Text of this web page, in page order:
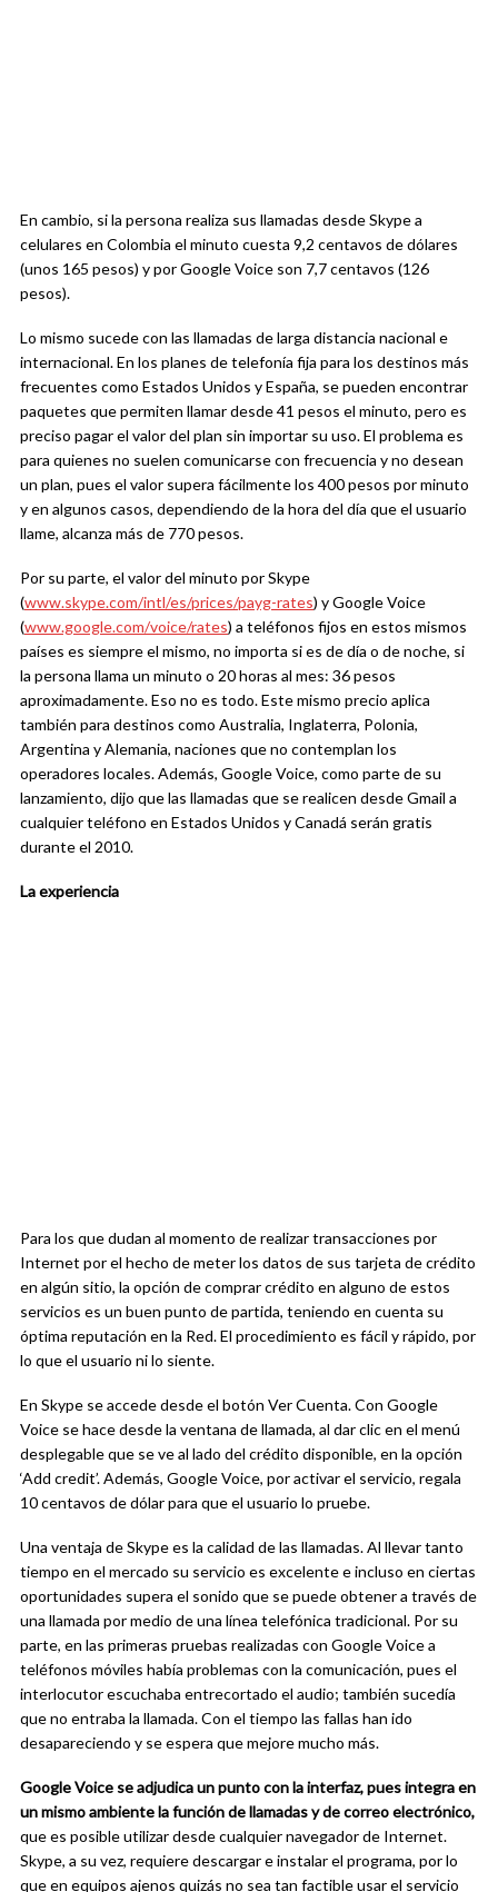
En cambio, si la persona realiza sus llamadas desde Skype a
celulares en Colombia el minuto cuesta 9,2 centavos de dólares
(unos 165 pesos) y por Google Voice son 7,7 centavos (126
pesos).
Lo mismo sucede con las llamadas de larga distancia nacional e
internacional. En los planes de telefonía fija para los destinos más
frecuentes como Estados Unidos y España, se pueden encontrar
paquetes que permiten llamar desde 41 pesos el minuto, pero es
preciso pagar el valor del plan sin importar su uso. El problema es
para quienes no suelen comunicarse con frecuencia y no desean
un plan, pues el valor supera fácilmente los 400 pesos por minuto
y en algunos casos, dependiendo de la hora del día que el usuario
llame, alcanza más de 770 pesos.
Por su parte, el valor del minuto por Skype
(www.skype.com/intl/es/prices/payg-rates) y Google Voice
(www.google.com/voice/rates) a teléfonos fijos en estos mismos
países es siempre el mismo, no importa si es de día o de noche, si
la persona llama un minuto o 20 horas al mes: 36 pesos
aproximadamente. Eso no es todo. Este mismo precio aplica
también para destinos como Australia, Inglaterra, Polonia,
Argentina y Alemania, naciones que no contemplan los
operadores locales. Además, Google Voice, como parte de su
lanzamiento, dijo que las llamadas que se realicen desde Gmail a
cualquier teléfono en Estados Unidos y Canadá serán gratis
durante el 2010.
La experiencia
Para los que dudan al momento de realizar transacciones por
Internet por el hecho de meter los datos de sus tarjeta de crédito
en algún sitio, la opción de comprar crédito en alguno de estos
servicios es un buen punto de partida, teniendo en cuenta su
óptima reputación en la Red. El procedimiento es fácil y rápido, por
lo que el usuario ni lo siente.
En Skype se accede desde el botón Ver Cuenta. Con Google
Voice se hace desde la ventana de llamada, al dar clic en el menú
desplegable que se ve al lado del crédito disponible, en la opción
‘Add credit’. Además, Google Voice, por activar el servicio, regala
10 centavos de dólar para que el usuario lo pruebe.
Una ventaja de Skype es la calidad de las llamadas. Al llevar tanto
tiempo en el mercado su servicio es excelente e incluso en ciertas
oportunidades supera el sonido que se puede obtener a través de
una llamada por medio de una línea telefónica tradicional. Por su
parte, en las primeras pruebas realizadas con Google Voice a
teléfonos móviles había problemas con la comunicación, pues el
interlocutor escuchaba entrecortado el audio; también sucedía
que no entraba la llamada. Con el tiempo las fallas han ido
desapareciendo y se espera que mejore mucho más.
Google Voice se adjudica un punto con la interfaz, pues integra en
un mismo ambiente la función de llamadas y de correo electrónico,
que es posible utilizar desde cualquier navegador de Internet.
Skype, a su vez, requiere descargar e instalar el programa, por lo
que en equipos ajenos quizás no sea tan factible usar el servicio